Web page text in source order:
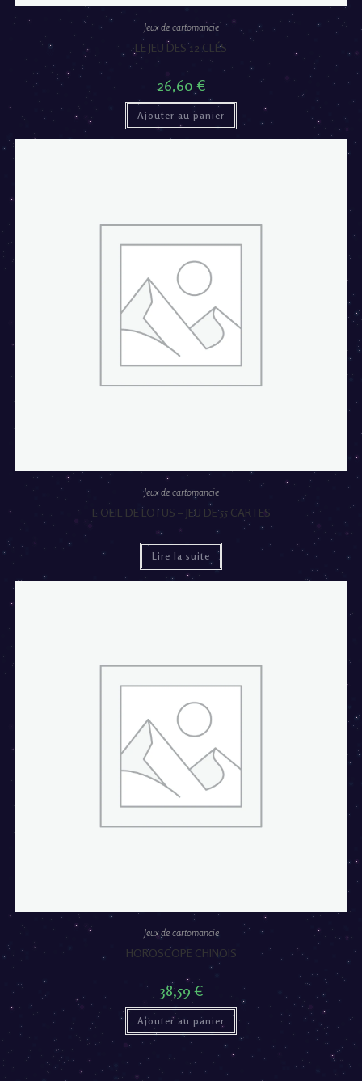
Jeux de cartomancie
LE JEU DES 12 CLÉS
26,60€
Ajouter au panier
Jeux de cartomancie
L’OEIL DE LOTUS – JEU DE 55 CARTES
Lire la suite
Jeux de cartomancie
HOROSCOPE CHINOIS
38,59 €
Ajouter au panier